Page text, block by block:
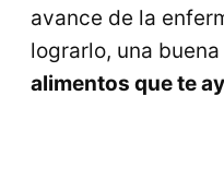
avance de la
lograrlo, una
alimentos que te